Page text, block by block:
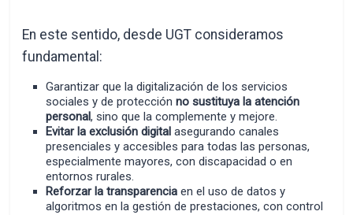
En este sentido, desde UGT consideramos
fundamental:
Garantizar que la digitalización de los servicios
sociales y de protecciónno sustituya la atención
personal, sino que la complemente y mejore.
Evitar la exclusión digital asegurando canales
presenciales y accesibles para todas las personas,
especialmente mayores, con discapacidad o en
entornos rurales.
Reforzar la transparencia en el uso de datos y
algoritmos en la gestión de prestaciones, con control